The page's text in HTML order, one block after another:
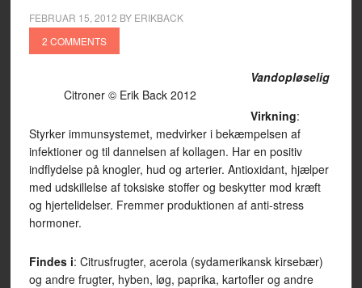
FEBRUAR 15, 2012 BY ERIKBACK
2 COMMENTS
Citroner © Erik Back 2012
Vandopløselig
Virkning:
Styrker immunsystemet, medvirker i bekæmpelsen af
infektioner og til dannelsen af kollagen. Har en positiv
indflydelse på knogler, hud og arterier. Antioxidant, hjælper
med udskillelse af toksiske stoffer og beskytter mod kræft
og hjertelidelser. Fremmer produktionen af anti-stress
hormoner.
Findes i: Citrusfrugter, acerola (sydamerikansk kirsebær)
og andre frugter, hyben, løg, paprika, kartofler og andre